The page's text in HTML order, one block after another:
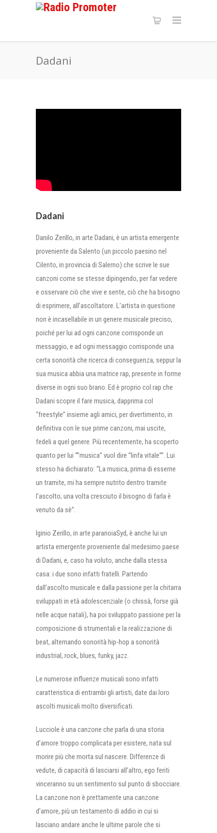
Dadani
Dadani
Danilo Zerillo, in arte Dadani, è un artista emergente
proveniente da Salento (un piccolo paesino nel
Cilento, in provincia di Salerno) che scrive le sue
canzoni come se stesse dipingendo, per far vedere
e osservare ciò che vive e sente, ciò che ha bisogno
di esprimere, all’ascoltatore. L’artista in questione
non è incasellabile in un genere musicale preciso,
poiché per lui ad ogni canzone corrisponde un
messaggio, e ad ogni messaggio corrisponde una
certa sonorità che ricerca di conseguenza, seppur la
sua musica abbia una matrice rap, presente in forme
diverse in ogni suo brano. Ed è proprio col rap che
Dadani scopre il fare musica, dapprima col
“freestyle” insieme agli amici, per divertimento, in
definitiva con le sue prime canzoni, mai uscite,
fedeli a quel genere. Più recentemente, ha scoperto
quanto per lui “”musica” vuol dire “linfa vitale””. Lui
stesso ha dichiarato: “La musica, prima di esserne
un tramite, mi ha sempre nutrito dentro tramite
l’ascolto; una volta cresciuto il bisogno di farla è
venuto da sè”.
Iginio Zerillo, in arte paranoiaSyd, è anche lui un
artista emergente proveniente dal medesimo paese
di Dadani, e, caso ha voluto, anche dalla stessa
casa: i due sono infatti fratelli. Partendo
dall’ascolto musicale e dalla passione per la chitarra
sviluppati in età adolescenziale (o chissà, forse già
nelle acque natali), ha poi sviluppato passione per la
composizione di strumentali e la realizzazione di
beat, alternando sonorità hip-hop a sonorità
industrial, rock, blues, funky, jazz.
Le numerose influenze musicali sono infatti
caratteristica di entrambi gli artisti, date dai loro
ascolti musicali molto diversificati.
Lucciole è una canzone che parla di una storia
d’amore troppo complicata per esistere, nata sul
morire più che morta sul nascere. Differenze di
vedute, di capacità di lasciarsi all’altro, ego feriti
vinceranno su un sentimento sul punto di sbocciare.
La canzone non è prettamente una canzone
d’amore, più un testamento di addio in cui si
lasciano andare anche le ultime parole che si